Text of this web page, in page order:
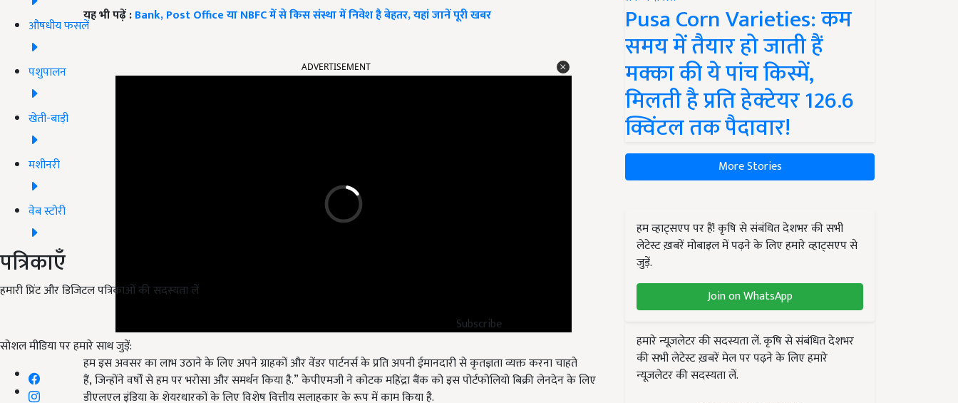
औषधीय फसलें
पशुपालन
खेती-बाड़ी
मशीनरी
वेब स्टोरी
पत्रिकाएँ
हमारी प्रिंट और डिजिटल पत्रिकाओं की सदस्यता लें
Subscribe
सोशल मीडिया पर हमारे साथ जुड़ें:
यह भी पढ़ें :Bank, Post Office या NBFC में से किस संस्था में निवेश है बेहतर, यहां जानें पूरी खबर
ADVERTISEMENT
हम इस अवसर का लाभ उठाने के लिए अपने ग्राहकों और वेंडर पार्टनर्स के प्रति अपनी ईमानदारी से कृतज्ञता व्यक्त करना चाहते
हैं,जिन्होंने वर्षों से हम पर भरोसा और समर्थन किया है.”केपीएमजी ने कोटक महिंद्रा बैंक को इस पोर्टफोलियो बिक्री लेनदेन के लिए
डीएलएल इंडिया के शेयरधारकों के लिए विशेष वित्तीय सलाहकार के रूप में काम किया है.
Pusa Corn Varieties: कम
समय में तैयार हो जाती हैं
मक्का की ये पांच किस्में,
मिलती है प्रति हेक्टेयर 126.6
क्विंटल तक पैदावार!
More Stories
हम व्हाट्सएप पर हैं! कृषि से संबंधित देशभर की सभी
लेटेस्ट ख़बरें मोबाइल में पढ़ने के लिए हमारे व्हाट्सएप से
जुड़ें.
Join on WhatsApp
हमारे न्यूज़लेटर की सदस्यता लें. कृषि से संबंधित देशभर
की सभी लेटेस्ट ख़बरें मेल पर पढ़ने के लिए हमारे
न्यूज़लेटर की सदस्यता लें.